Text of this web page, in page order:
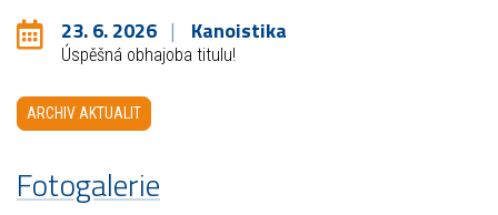
23. 6. 2026 Kanoistika
Úspěšná obhajoba titulu!
ARCHIV AKTUALIT
Fotogalerie